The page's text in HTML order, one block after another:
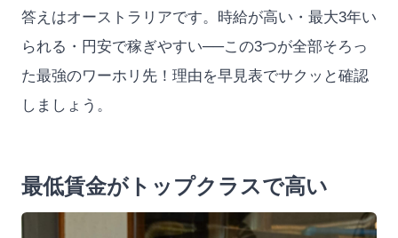
答えはオーストラリアです。時給が高い・最大3年い
られる・円安で稼ぎやすい──この3つが全部そろっ
た最強のワーホリ先！理由を早見表でサクッと確認
しましょう。
最低賃金がトップクラスで高い